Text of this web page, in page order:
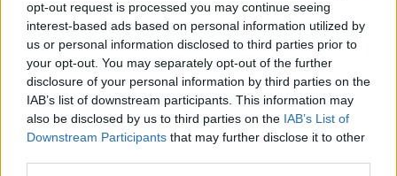
opt-out request is processed you may continue seeing
interest-based ads based on personal information utilized by
us or personal information disclosed to third parties prior to
your opt-out. You may separately opt-out of the further
disclosure of your personal information by third parties on the
IAB’s list of downstream participants. This information may
also be disclosed by us to third parties on the IAB’s List of
Downstream Participants that may further disclose it to other
AMOLED Plus o przekątnej 6,7 cali i rozdzielczości
2340 x 1080px, częstotliwości odświeżania 120 Hz i
jasności dochodzącej do 1900 nitów. Może liczyć na
wsparcie technologii Vision Booster, która ma
utrzymywać jasność i wyrazistość obrazu w każdych
warunkach. Ochronę wyświetlacza powierzono szkłu
w wydaniu Corning Gorilla Glass Victus+.